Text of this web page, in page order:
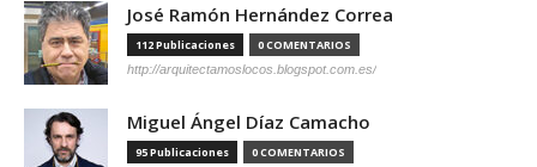
José Ramón Hernández Correa
112 Publicaciones 0 COMENTARIOS
http://arquitectamoslocos.blogspot.com.es/
Miguel Ángel Díaz Camacho
95 Publicaciones 0 COMENTARIOS